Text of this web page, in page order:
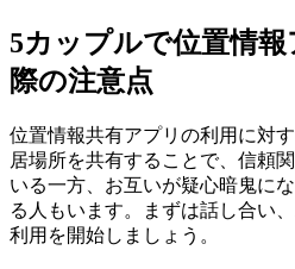
5カップルで位置情
際の注意点
位置情報共有アプリの利用に対
居場所を共有することで、信頼
いる一方、お互いが疑心暗鬼に
る人もいます。まずは話し合い
利用を開始しましょう。